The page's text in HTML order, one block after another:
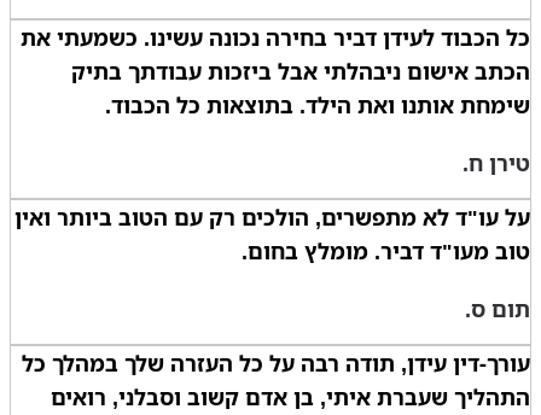
כל הכבוד לעידן דביר בחירה נכונה עשינו. כשמעתי את
הכתב אישום ניבהלתי אבל ביזכות עבודתך בתיק
שימחת אותנו ואת הילד. בתוצאות כל הכבוד.
טירן ח.
על עו"ד לא מתפשרים, הולכים רק עם הטוב ביותר ואין
טוב מעו"ד דביר. מומלץ בחום.
תום ס.
עורך-דין עידן, תודה רבה על כל העזרה שלך במהלך כל
התהליך שעברת איתי, בן אדם קשוב וסבלני, רואים